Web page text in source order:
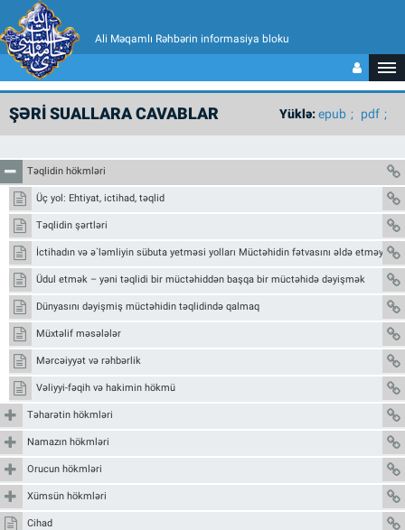
Ali Məqamlı Rəhbərin informasiya bloku
Yüklə:epub pdf
ŞƏRİ SUALLARA CAVABLAR
Təqlidin hökmləri
Üç yol: Ehtiyat, ictihad, təqlid
Təqlidin şərtləri
İctihadın və ə`ləmliyin sübuta yetməsi yolları Müctəhidin fətvasını əldə etməyin
Üdul etmək – yəni təqlidi bir müctəhiddən başqa bir müctəhidə dəyişmək
Dünyasını dəyişmiş müctəhidin təqlidində qalmaq
Müxtəlif məsələlər
Mərcəiyyət və rəhbərlik
Vəliyyi-fəqih və hakimin hökmü
Təharətin hökmləri
Namazın hökmləri
Orucun hökmləri
Xümsün hökmləri
Cihad